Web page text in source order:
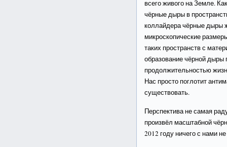
всего живого на Земле.
чёрные дыры в
коллайдера чёрные дыры
микроскопические
таких пространств с
образование чёрной дыры
продолжительностью
Нас просто поглотит
существовать.
Перспектива не самая
произвёл масштабной
2012 году ничего с нами